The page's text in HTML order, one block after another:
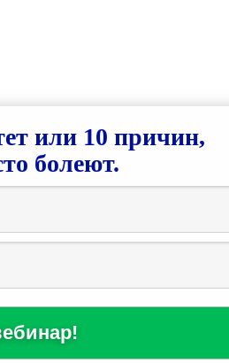
или 10 причин,
болеют.